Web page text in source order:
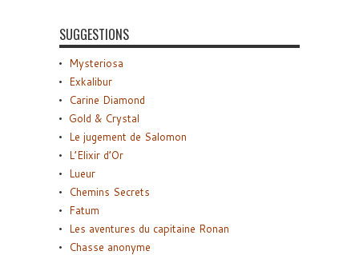
SUGGESTIONS
Mysteriosa
Exkalibur
Carine Diamond
Gold & Crystal
Le jugement de Salomon
L’Elixir d’Or
Lueur
Chemins Secrets
Fatum
Les aventures du capitaine Ronan
Chasse anonyme